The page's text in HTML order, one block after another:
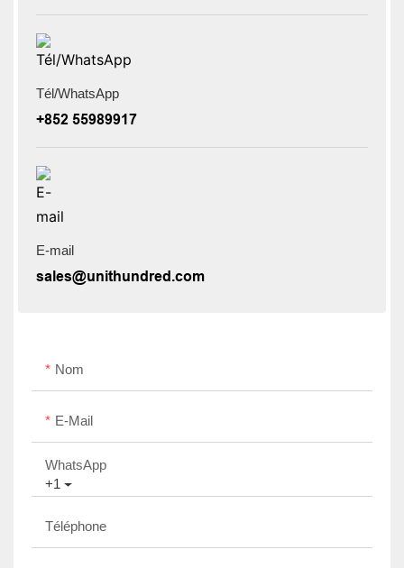
Tél/WhatsApp
+852 55989917
E-mail
sales@unithundred.com
Nom
E-Mail
+1
WhatsApp
Téléphone